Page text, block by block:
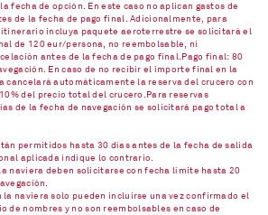
fecha de opción. En este caso no aplican gastos de
de la fecha de pago final. Adicionalmente, para
itinerario incluya paquete aeroterrestre se solicitará el
de 120 eur/persona, no reembolsable, ni
antes de la fecha de pago final.Pago final: 80
En caso de no recibir el importe final en la
cancelará automáticamente la reserva del crucero con
del precio total del crucero.Para reservas
de la fecha de navegación se solicitará pago total a
permitidos hasta 30 días antes de la fecha de salida
aplicada indique lo contrario.
naviera deben solicitarse con fecha límite hasta 20
la naviera solo pueden incluirse una vez confirmado el
de nombres y no son reembolsables en caso de